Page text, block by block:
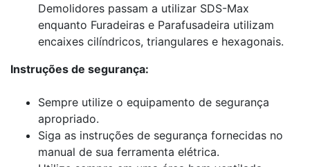
Demolidores passam a utilizar SDS-Max
enquanto Furadeiras e Parafusadeira utilizam
encaixes cilíndricos, triangulares e hexagonais.
Instruções de segurança:
Sempre utilize o equipamento de segurança
apropriado.
Siga as instruções de segurança fornecidas no
manual de sua ferramenta elétrica.